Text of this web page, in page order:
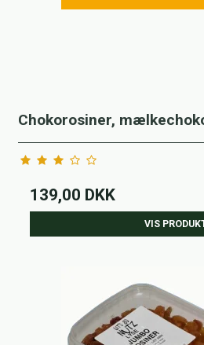
Chokorosiner,
139,00 DKK
VIS